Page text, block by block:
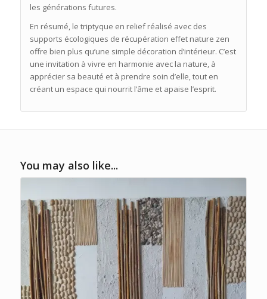
les générations futures.
En résumé, le triptyque en relief réalisé avec des
supports écologiques de récupération effet nature zen
offre bien plus qu’une simple décoration d’intérieur. C’est
une invitation à vivre en harmonie avec la nature, à
apprécier sa beauté et à prendre soin d’elle, tout en
créant un espace qui nourrit l’âme et apaise l’esprit.
You may also like...